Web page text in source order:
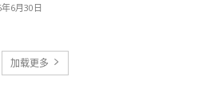
6月30日
加载更多